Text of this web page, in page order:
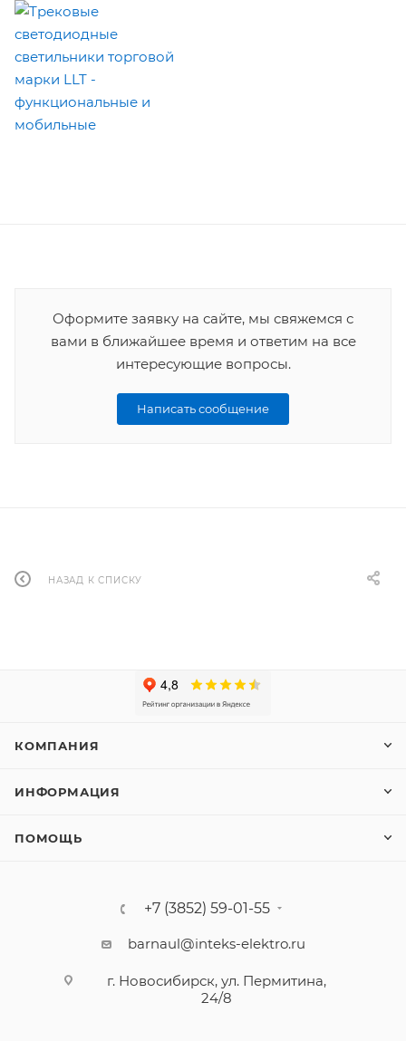
Оформите заявку на сайте, мы свяжемся с
вами в ближайшее время и ответим на все
интересующие вопросы.
Написать сообщение
НАЗАД К СПИСКУ
КОМПАНИЯ
ИНФОРМАЦИЯ
ПОМОЩЬ
+7 (3852) 59-01-55
barnaul@inteks-elektro.ru
г. Новосибирск, ул. Пермитина,
24/8